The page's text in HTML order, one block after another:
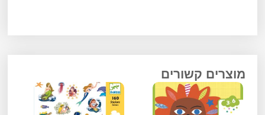
מוצרים קשורים